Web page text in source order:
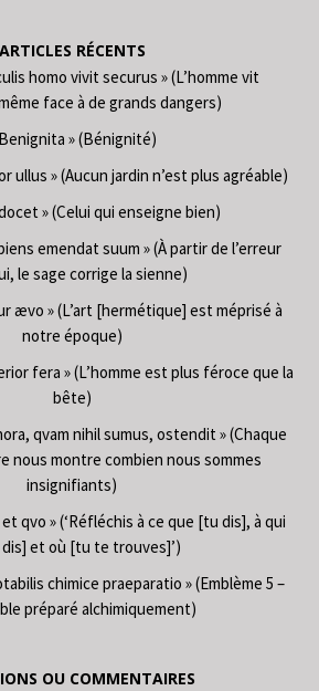
ARTICLES RÉCENTS
homo vivit securus » (L’homme vit
face à de grands dangers)
» (Bénignité)
ullus » (Aucun jardin n’est plus agréable)
» (Celui qui enseigne bien)
emendat suum » (À partir de l’erreur
le sage corrige la sienne)
ævo » (L’art [hermétique] est méprisé à
notre époque)
fera » (L’homme est plus féroce que la
bête)
qvam nihil sumus, ostendit » (Chaque
nous montre combien nous sommes
insignifiants)
qvo » (‘Réfléchis à ce que [tu dis], à qui
et où [tu te trouves]’)
chimice praeparatio » (Emblème 5 –
préparé alchimiquement)
OU COMMENTAIRES